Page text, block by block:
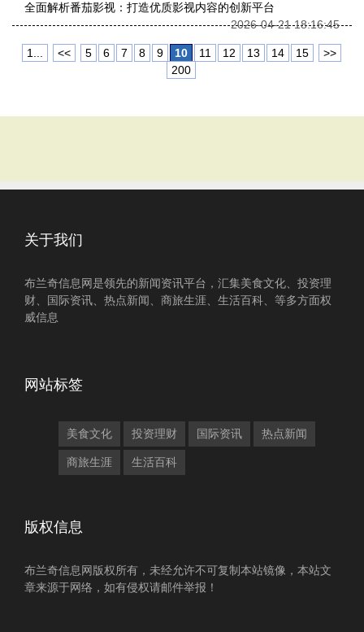
全面解析番茄影视：打造优质影视内容的创新平台
2026-04-21 18:16:45
1... << 5 6 7 8 9 10 11 12 13 14 15
>>
200
关于我们
布兰奇信息网是领先的新闻资讯平台，汇集美食文化、投资理
财、国际资讯、热点新闻、商旅生涯、生活百科、等多方面权
威信息
网站标签
美食文化 投资理财 国际资讯 热点新闻
商旅生涯 生活百科
版权信息
布兰奇信息网版权所有，未经允许不可复制本站镜像，本站文
章来源于网络，如有侵权请邮件举报！